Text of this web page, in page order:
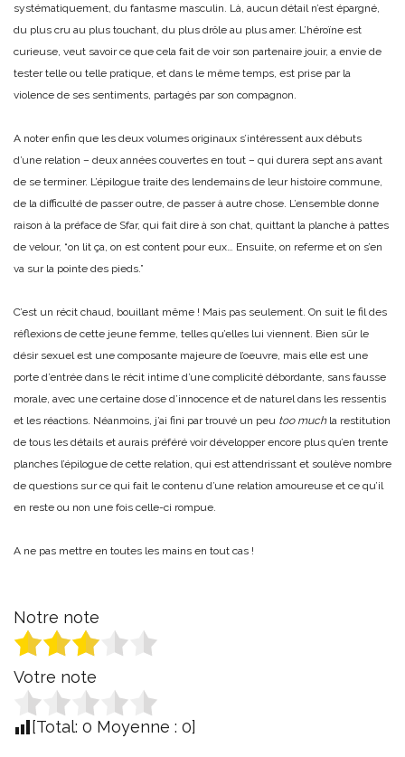
systématiquement, du fantasme masculin. Là, aucun détail n’est épargné,
du plus cru au plus touchant, du plus drôle au plus amer. L’héroïne est
curieuse, veut savoir ce que cela fait de voir son partenaire jouir, a envie de
tester telle ou telle pratique, et dans le même temps, est prise par la
violence de ses sentiments, partagés par son compagnon.
A noter enfin que les deux volumes originaux s’intéressent aux débuts
d’une relation – deux années couvertes en tout – qui durera sept ans avant
de se terminer. L’épilogue traite des lendemains de leur histoire commune,
de la difficulté de passer outre, de passer à autre chose. L’ensemble donne
raison à la préface de Sfar, qui fait dire à son chat, quittant la planche à pattes
de velour, “on lit ça, on est content pour eux… Ensuite, on referme et on s’en
va sur la pointe des pieds.”
C’est un récit chaud, bouillant même ! Mais pas seulement. On suit le fil des
réflexions de cette jeune femme, telles qu’elles lui viennent. Bien sûr le
désir sexuel est une composante majeure de l’oeuvre, mais elle est une
porte d’entrée dans le récit intime d’une complicité débordante, sans fausse
morale, avec une certaine dose d’innocence et de naturel dans les ressentis
et les réactions. Néanmoins, j’ai fini par trouvé un peu too much la restitution
de tous les détails et aurais préféré voir développer encore plus qu’en trente
planches l’épilogue de cette relation, qui est attendrissant et soulève nombre
de questions sur ce qui fait le contenu d’une relation amoureuse et ce qu’il
en reste ou non une fois celle-ci rompue.
A ne pas mettre en toutes les mains en tout cas !
Notre note
Votre note
[Total: 0 Moyenne : 0]